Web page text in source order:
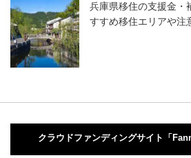
兵庫県移住の支援金・
すすめ移住エリアや注
クラウドファンディングサイト「